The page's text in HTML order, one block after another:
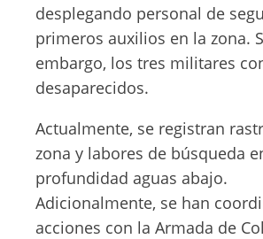
desplegando personal de
primeros auxilios en la zona.
embargo, los tres militares
desaparecidos.
Actualmente, se registran
zona y labores de búsqueda
profundidad aguas abajo.
Adicionalmente, se han
acciones con la Armada de